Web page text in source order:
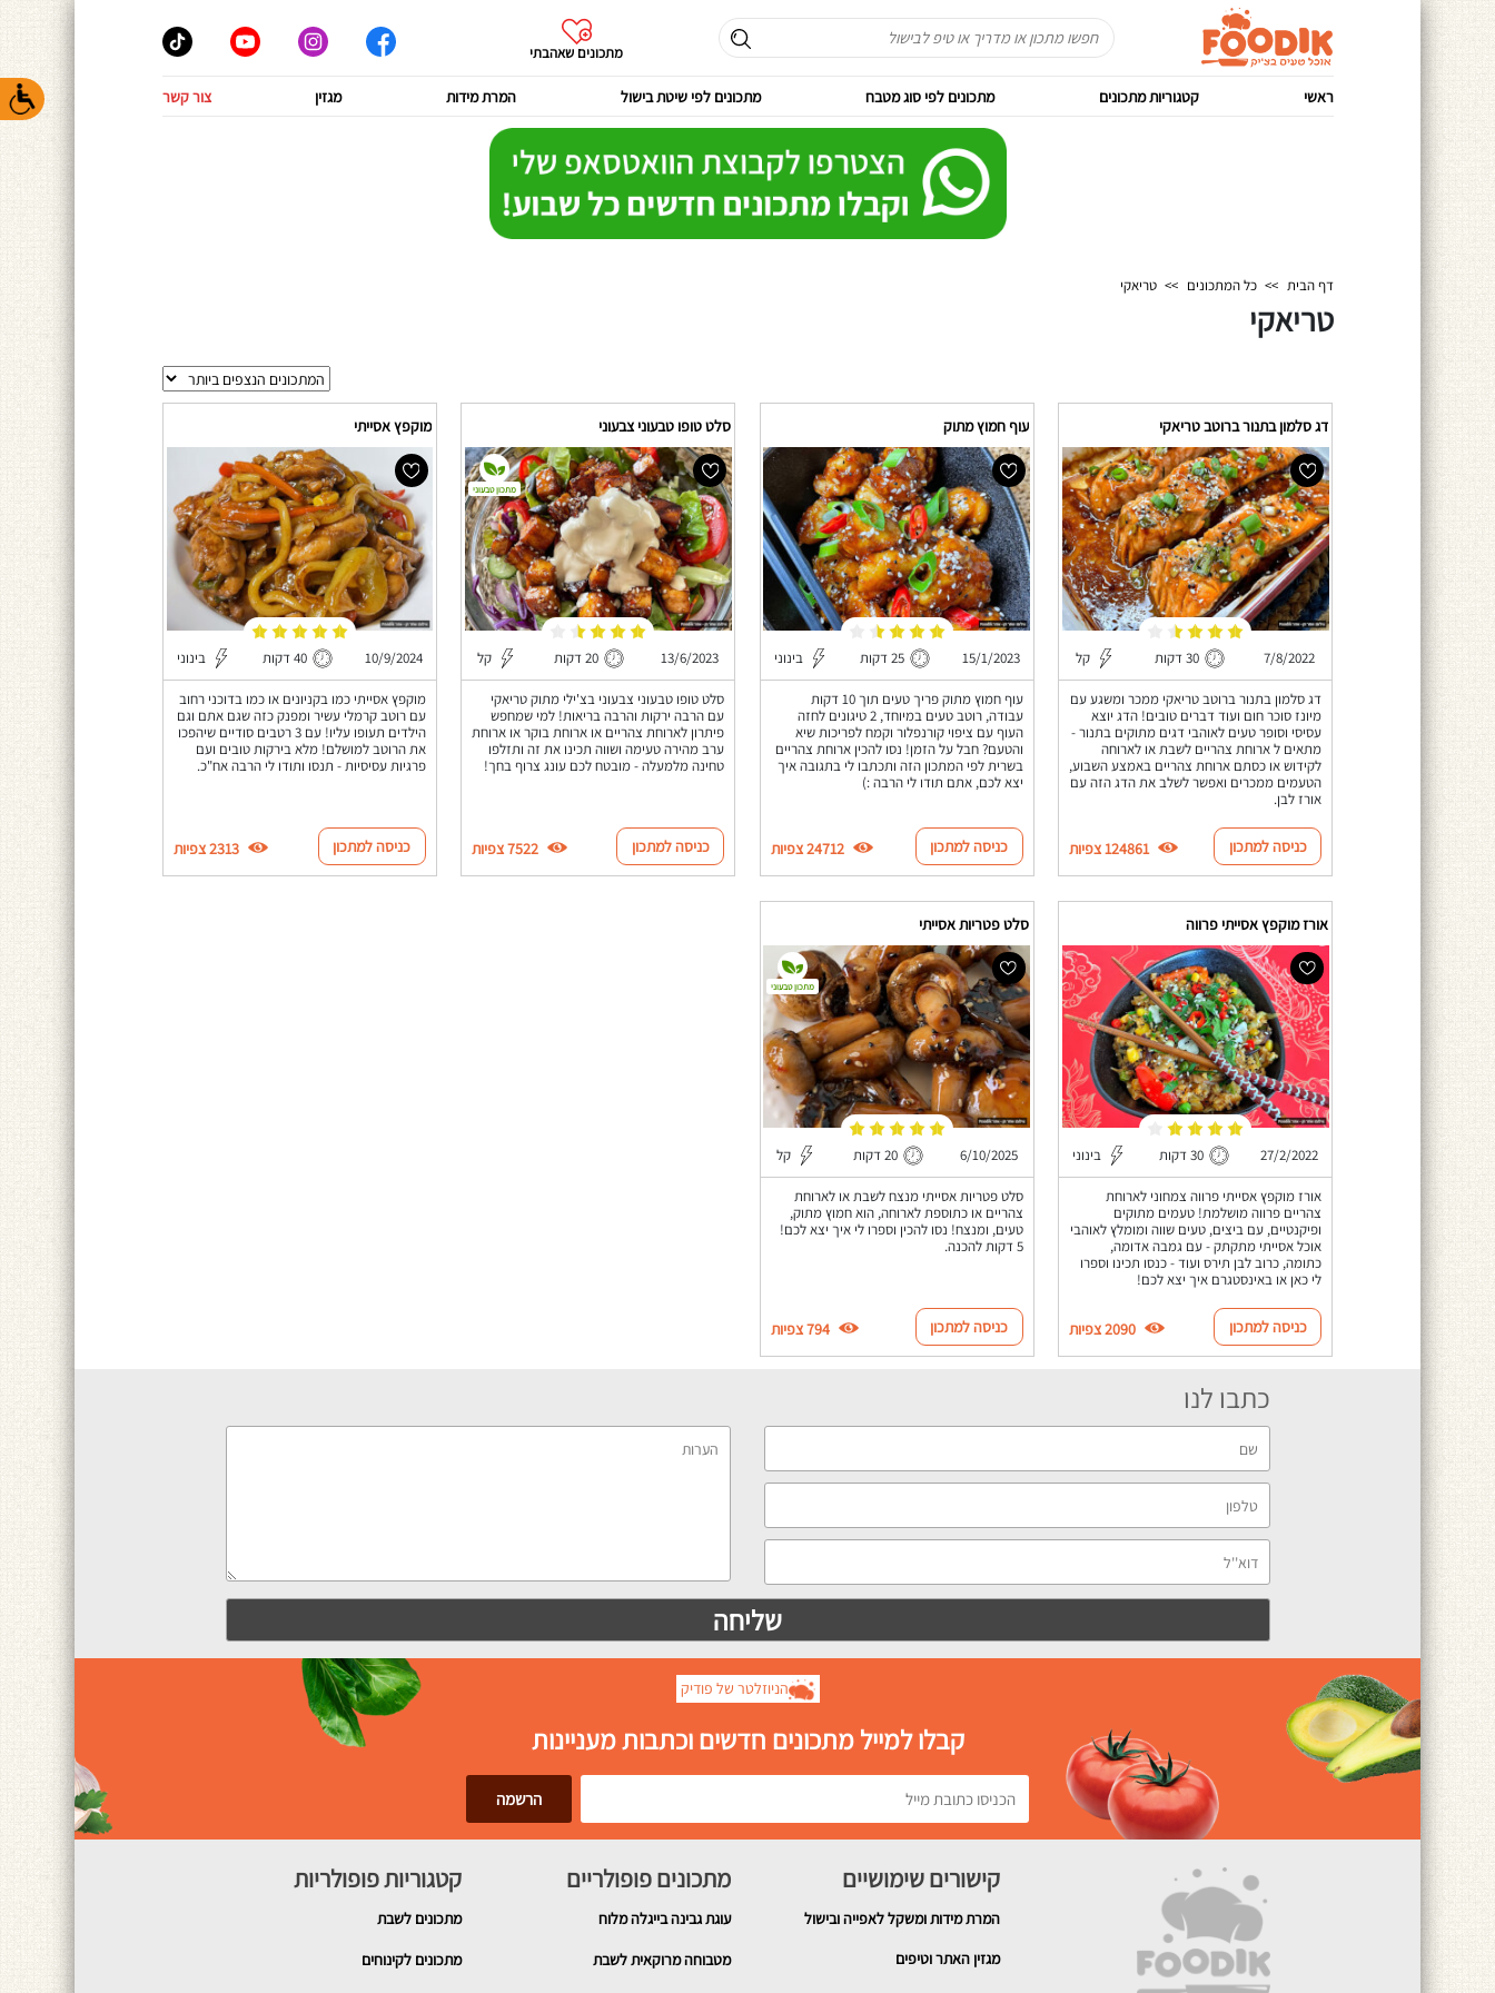
מתכונים שאהבתי
ראשי קטגוריות מתכונים מתכונים לפי סוג מטבח מתכונים לפי שיטת בישול המרת מידות מגזין צור קשר
דף הבית >> כל המתכונים >> טריאקי
טריאקי
דג סלמון בתנור ברוטב טריאקי
7/8/2022 30 דקות קל
דג סלמון בתנור ברוטב טריאקי ממכר ומשגע עם
מיונז סוכר חום ועוד דברים טובים! הדג יוצא
עסיסי וסופר טעים לאוהבי דגים מתוקים בתנור -
מתאים ל ארוחת צהריים לשבת או לארוחה
לקידוש או כסתם ארוחת צהריים באמצע השבוע,
הטעמים ממכרים ואפשר לשלב את הדג הזה עם
אורז לבן.
כניסה למתכון 124861 צפיות
עוף חמוץ מתוק
15/1/2023 25 דקות בינוני
עוף חמוץ מתוק פריך טעים תוך 10 דקות
עבודה, רוטב טעים במיוחד, 2 טיגונים לחזה
העוף עם ציפוי קורנפלור וקמח לפריכות שיא
והטעם? חבל על הזמן! נסו להכין ארוחת צהריים
בשרית לפי המתכון הזה ותכתבו לי בתגובה איך
יצא לכם, אתם תודו לי הרבה :)
כניסה למתכון 24712 צפיות
סלט טופו טבעוני צבעוני
13/6/2023 20 דקות קל
סלט טופו טבעוני צבעוני בצ'ילי מתוק טריאקי
עם הרבה ירקות והרבה בריאות! למי שמחפש
פיתרון לארוחת צהריים או ארוחת בוקר או ארוחת
ערב מהירה טעימה ושווה תכינו את זה ותזלפו
טחינה מלמעלה - מובטח לכם עונג צרוף בחך!
מתכון טבעוני
כניסה למתכון 7522 צפיות
מוקפץ אסייתי
10/9/2024 40 דקות בינוני
מוקפץ אסייתי כמו בקניונים או כמו בדוכני רחוב
עם רוטב קרמלי עשיר ומפנק כזה שגם אתם וגם
הילדים תעופו עליו! עם 3 רטבים סודיים שיהפכו
את הרוטב למושלם! מלא בירקות טובים ועם
פרגיות עסיסיות - תנסו ותודו לי הרבה אח"כ.
כניסה למתכון 2313 צפיות
אורז מוקפץ אסייתי פרווה
27/2/2022 30 דקות בינוני
אורז מוקפץ אסייתי פרווה צמחוני לארוחת
צהריים פרווה מושלמת! טעמים מתוקים
ופיקנטיים, עם ביצים, טעים שווה ומומלץ לאוהבי
אוכל אסייתי מתקתק - עם גמבה אדומה,
כתומה, כרוב לבן תירס ועוד - כנסו תכינו וספרו
לי כאן או באינסטגרם איך יצא לכם!
כניסה למתכון 2090 צפיות
סלט פטריות אסייתי
6/10/2025 20 דקות קל
סלט פטריות אסייתי מנצח לשבת או לארוחת
צהריים או כתוספת לארוחה, הוא חמוץ מתוק,
טעים, ומנצח! נסו להכין וספרו לי איך יצא לכם!
5 דקות להכנה.
מתכון טבעוני
כניסה למתכון 794 צפיות
כתבו לנו
הניוזלטר של פודיק
קבלו למייל מתכונים חדשים וכתבות מעניינות
קישורים שימושיים
המרת מידות ומשקל לאפייה ובישול
מגזין האתר וטיפים
מתכונים פופולריים
עוגת גבינה בייגלה מלוח
מטבוחה מרוקאית לשבת
קטגוריות פופולריות
מתכונים לשבת
מתכונים לקינוחים